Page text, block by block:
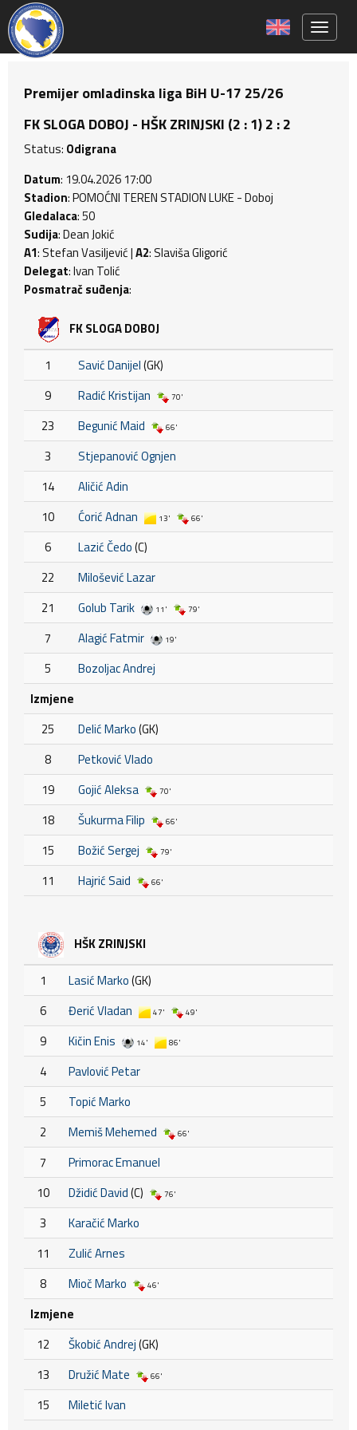
Premijer omladinska liga BiH U-17 25/26
FK SLOGA DOBOJ - HŠK ZRINJSKI (2 : 1) 2 : 2
Status: Odigrana
Datum: 19.04.2026 17:00
Stadion: POMOĆNI TEREN STADION LUKE - Doboj
Gledalaca: 50
Sudija: Dean Jokić
A1: Stefan Vasiljević |A2: Slaviša Gligorić
Delegat: Ivan Tolić
Posmatrač suđenja:
FK SLOGA DOBOJ
1 Savić Danijel(GK)
9
Radić Kristijan 70'
23 Begunić Maid 66'
3
Stjepanović Ognjen
14
Aličić Adin
10
Ćorić Adnan 13' 66'
6 Lazić Čedo(C)
22
Milošević Lazar
21
Golub Tarik 11' 79'
7 Alagić Fatmir 19'
5
Bozoljac Andrej
Izmjene
25
Delić Marko(GK)
8
Petković Vlado
19
Gojić Aleksa 70'
18 Šukurma Filip 66'
15 Božić Sergej 79'
11 Hajrić Said 66'
HŠK ZRINJSKI
1 Lasić Marko(GK)
6
Đerić Vladan 47' 49'
9 Kičin Enis 14' 86'
4
Pavlović Petar
5
Topić Marko
2
Memiš Mehemed 66'
7
Primorac Emanuel
10
Džidić David(C) 76'
3
Karačić Marko
11
Zulić Arnes
8
Mioč Marko 46'
Izmjene
12
Škobić Andrej(GK)
13
Družić Mate 66'
15
Miletić Ivan